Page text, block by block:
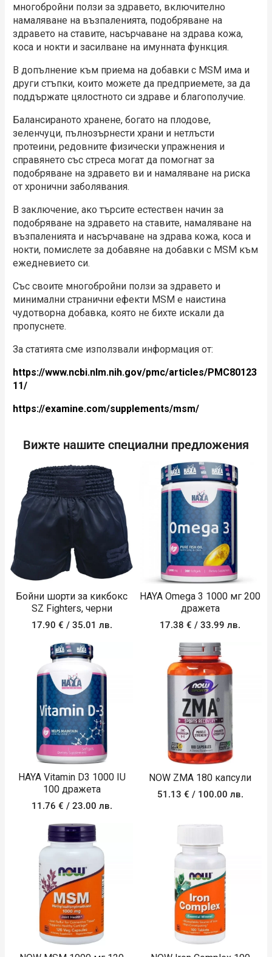
многобройни ползи за здравето, включително
намаляване на възпаленията, подобряване на
здравето на ставите, насърчаване на здрава кожа,
коса и нокти и засилване на имунната функция.
В допълнение към приема на добавки с МSM има и
други стъпки, които можете да предприемете, за да
поддържате цялостното си здраве и благополучие.
Балансираното хранене, богато на плодове,
зеленчуци, пълнозърнести храни и нетлъсти
протеини, редовните физически упражнения и
справянето със стреса могат да помогнат за
подобряване на здравето ви и намаляване на риска
от хронични заболявания.
В заключение, ако търсите естествен начин за
подобряване на здравето на ставите, намаляване на
възпаленията и насърчаване на здрава кожа, коса и
нокти, помислете за добавяне на добавки с MSМ към
ежедневието си.
Със своите многобройни ползи за здравето и
минимални странични ефекти MSM е наистина
чудотворна добавка, която не бихте искали да
пропуснете.
За статията сме използвали информация от:
https://www.ncbi.nlm.nih.gov/pmc/articles/PMC80123
11/
https://examine.com/supplements/msm/
Вижте нашите специални предложения
Бойни шорти за кикбокс
SZ Fighters, черни
17.90 € / 35.01 лв.
HAYA Omega 3 1000 мг 200
дражета
17.38€ / 33.99 лв.
HAYA Vitamin D3 1000 IU
100 дражета
11.76 € / 23.00 лв.
NOW ZMA 180 капсули
51.13 € / 100.00 лв.